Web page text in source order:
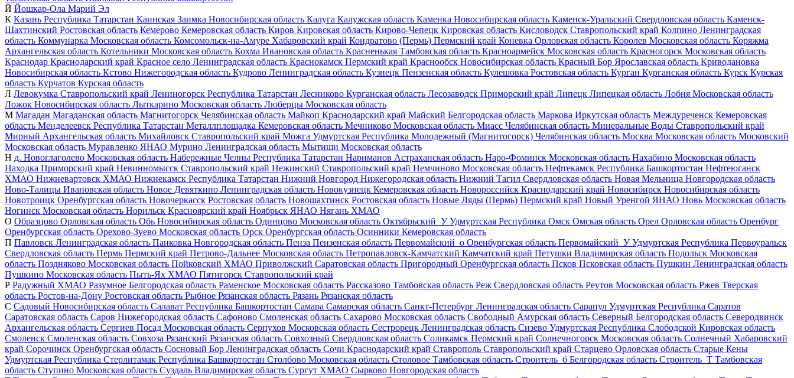
Й Йошкар-Ола Марий Эл
К Казань Республика Татарстан Каинская Заимка Новосибирская область Калуга Калужская область Каменка Новосибирская область Каменск-Уральский Свердловская область Каменск-
Шахтинский Ростовская область Кемерово Кемеровская область Киров Кировская область Кирово-Чепецк Кировская область Кисловодск Ставропольский край Колпино Ленинградская
область Коммунарка Московская область Комсомольск-на-Амуре Хабаровский край Кондратово (Пермь) Пермский край Коневка Орловская область Королев Московская область Коряжма
Архангельская область Котельники Московская область Кохма Ивановская область Красненькая Тамбовская область Красноармейск Московская область Красногорск Московская область
Краснодар Краснодарский край Красное село Ленинградская область Краснокамск Пермский край Краснообск Новосибирская область Красный Бор Ярославская область Криводановка
Новосибирская область Кстово Нижегородская область Кудрово Ленинградская область Кузнецк Пензенская область Кулешовка Ростовская область Курган Курганская область Курск Курская
область Курчатов Курская область
Л Левокумка Ставропольский край Лениногорск Республика Татарстан Лесниково Курганская область Лесозаводск Приморский край Липецк Липецкая область Лобня Московская область
Ложок Новосибирская область Лыткарино Московская область Люберцы Московская область
М Магадан Магаданская область Магнитогорск Челябинская область Майкоп Краснодарский край Майский Белгородская область Маркова Иркутская область Междуреченск Кемеровская
область Менделеевск Республика Татарстан Металлплощадка Кемеровская область Мечниково Московская область Миасс Челябинская область Минеральные Воды Ставропольский край
Мирный Архангельская область Михайловск Ставропольский край Можга Удмуртская Республика Молодежный (Магнитогорск) Челябинская область Москва Московская область Московский
Московская область Муравленко ЯНАО Мурино Ленинградская область Мытищи Московская область
Н д. Новоглаголево Московская область Набережные Челны Республика Татарстан Нариманов Астраханская область Наро-Фоминск Московская область Нахабино Московская область
Находка Приморский край Невинномысск Ставропольский край Нежинский Ставропольский край Немчиново Московская область Нефтекамск Республика Башкортостан Нефтеюганск
ХМАО Нижневартовск ХМАО Нижнекамск Республика Татарстан Нижний Новгород Нижегородская область Нижний Тагил Свердловская область Новая Мельница Новгородская область
Ново-Талицы Ивановская область Новое Девяткино Ленинградская область Новокузнецк Кемеровская область Новороссийск Краснодарский край Новосибирск Новосибирская область
Новотроицк Оренбургская область Новочеркасск Ростовская область Новошахтинск Ростовская область Новые Ляды (Пермь) Пермский край Новый Уренгой ЯНАО Новь Московская область
Ногинск Московская область Норильск Красноярский край Ноябрьск ЯНАО Нягань ХМАО
О Образцово Орловская область Обь Новосибирская область Одинцово Московская область Октябрьский_У Удмуртская Республика Омск Омская область Орел Орловская область Оренбург
Оренбургская область Орехово-Зуево Московская область Орск Оренбургская область Осинники Кемеровская область
П Павловск Ленинградская область Панковка Новгородская область Пенза Пензенская область Первомайский_о Оренбургская область Первомайский_У Удмуртская Республика Первоуральск
Свердловская область Пермь Пермский край Петрово-Дальнее Московская область Петропавловск-Камчатский Камчатский край Петушки Владимирская область Подольск Московская
область Поздняково Московская область Пойковский ХМАО Приволжский Саратовская область Пригородный Оренбургская область Псков Псковская область Пушкин Ленинградская область
Пушкино Московская область Пыть-Ях ХМАО Пятигорск Ставропольский край
Р Радужный ХМАО Разумное Белгородская область Раменское Московская область Рассказово Тамбовская область Реж Свердловская область Реутов Московская область Ржев Тверская
область Ростов-на-Дону Ростовская область Рыбное Рязанская область Рязань Рязанская область
С Садовый Новосибирская область Салават Республика Башкортостан Самара Самарская область Санкт-Петербург Ленинградская область Сарапул Удмуртская Республика Саратов
Саратовская область Саров Нижегородская область Сафоново Смоленская область Сахарово Московская область Свободный Амурская область Северный Белгородская область Северодвинск
Архангельская область Сергиев Посад Московская область Серпухов Московская область Сестрорецк Ленинградская область Сизево Удмуртская Республика Слободской Кировская область
Смоленск Смоленская область Совхоза Рязанский Рязанская область Совхозный Свердловская область Соликамск Пермский край Солнечногорск Московская область Солнечный Хабаровский
край Сорочинск Оренбургская область Сосновый Бор Ленинградская область Сочи Краснодарский край Ставрополь Ставропольский край Старцево Орловская область Старые Кены
Удмуртская Республика Стерлитамак Республика Башкортостан Столбово Московская область Столовое Тамбовская область Строитель_б Белгородская область Строитель_Т Тамбовская
область Ступино Московская область Суздаль Владимирская область Сургут ХМАО Сырково Новгородская область